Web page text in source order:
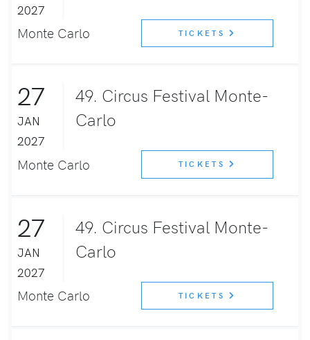
2027
Monte Carlo TICKETS
27
JAN
2027
49. Circus Festival Monte-
Carlo
Monte Carlo TICKETS
27
JAN
2027
49. Circus Festival Monte-
Carlo
Monte Carlo TICKETS